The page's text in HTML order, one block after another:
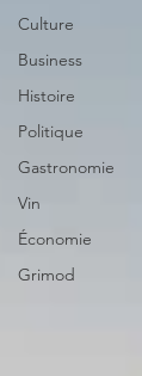
Culture
Business
Histoire
Politique
Gastronomie
Vin
Économie
Grimod